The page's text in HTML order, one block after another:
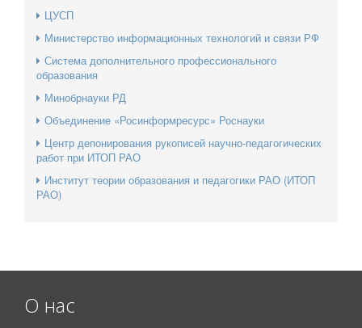
ЦУСП
Министерство информационных технологий и связи РФ
Система дополнительного профессионального
образования
Минобрнауки РД
Объединение «Росинформресурс» Роснауки
Центр депонирования рукописей научно-педагогических
работ при ИТОП РАО
Институт теории образования и педагогики РАО (ИТОП
РАО)
О нас